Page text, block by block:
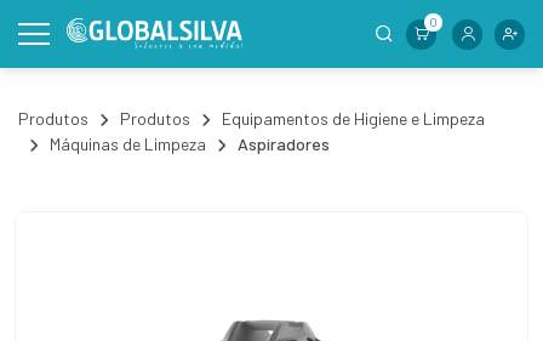
0
Produtos Produtos
Equipamentos de Higiene e Limpeza
Máquinas de Limpeza
Aspiradores